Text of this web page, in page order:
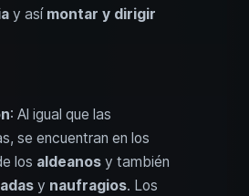
y así montar y dirigir
: Al igual que las
se encuentran en los
los aldeanos y también
y naufragios. Los